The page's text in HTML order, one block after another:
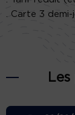
. Carte 3